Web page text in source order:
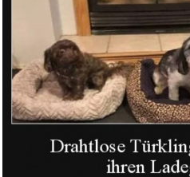
Neues von